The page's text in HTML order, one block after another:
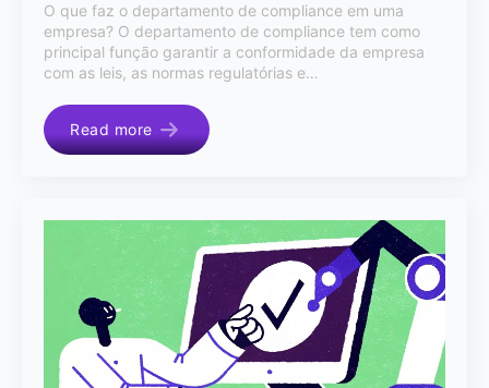
O que faz o departamento de compliance em uma
empresa? O departamento de compliance tem como
principal função garantir a conformidade da empresa
com as leis, as normas regulatórias e…
Read more